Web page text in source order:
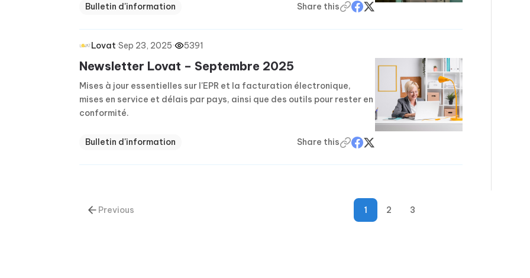
Bulletin d'information Share this
Lovat·Sep 23, 2025· 5391
Newsletter Lovat – Septembre 2025
Mises à jour essentielles sur l'EPR et la facturation électronique,
mises en service et délais par pays, ainsi que des outils pour rester en
conformité.
Bulletin d'information Share this
Previous 1 2 3